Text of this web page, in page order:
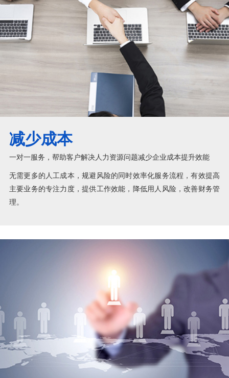
减少成本
一对一服务，帮助客户解决人力资源问题减少企业成本提升效能
无需更多的人工成本，规避风险的同时效率化服务流程，有效提高
主要业务的专注力度，提供工作效能，降低用人风险，改善财务管
理。